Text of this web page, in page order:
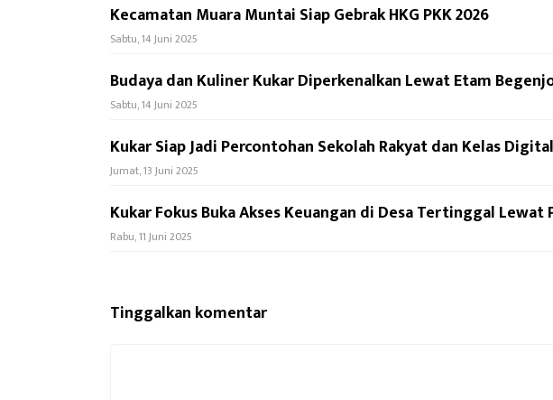
Kecamatan Muara Muntai Siap Gebrak HKG PKK 2026
Sabtu, 14 Juni 2025
Budaya dan Kuliner Kukar Diperkenalkan Lewat Etam
Sabtu, 14 Juni 2025
Kukar Siap Jadi Percontohan Sekolah Rakyat dan Kelas
Jumat, 13 Juni 2025
Kukar Fokus Buka Akses Keuangan di Desa Tertinggal
Rabu, 11 Juni 2025
Tinggalkan komentar